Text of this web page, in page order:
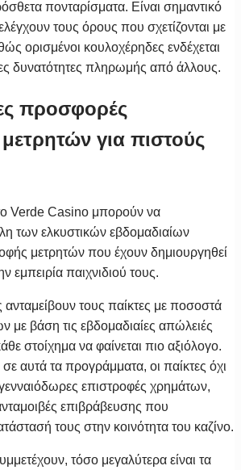
πονταρίσματα. Είναι σημαντικό
τους όρους που σχετίζονται με
ορισμένοι κουλοχέρηδες ενδέχεται
δυνατότητες πληρωμής από άλλους.
προσφορές
για πιστούς
Verde Casino μπορούν να
των ελκυστικών εβδομαδιαίων
μετρητών που έχουν δημιουργηθεί
εμπειρία παιχνιδιού τους.
τους παίκτες με ποσοστά
με βάση τις εβδομαδιαίες απώλειές
στοίχημα να φαίνεται πιο αξιόλογο.
αυτά τα προγράμματα, οι παίκτες όχι
επιστροφές χρημάτων,
επιβράβευσης που
τους στην κοινότητα του καζίνο.
τόσο μεγαλύτερα είναι τα